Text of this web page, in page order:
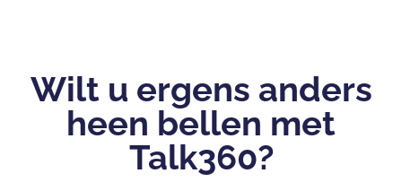
Wilt u ergens anders
heen bellen met
Talk360?